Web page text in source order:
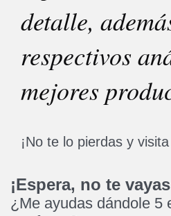
detalle,
respectivos
mejores
¡No te lo pierdas y
¡Espera, no te
¿Me ayudas dándole 5